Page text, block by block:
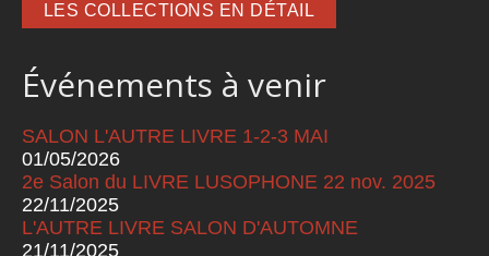
LES COLLECTIONS EN DÉTAIL
Événements à venir
SALON L'AUTRE LIVRE 1-2-3 MAI
01/05/2026
2e Salon du LIVRE LUSOPHONE 22 nov. 2025
22/11/2025
L'AUTRE LIVRE SALON D'AUTOMNE
21/11/2025